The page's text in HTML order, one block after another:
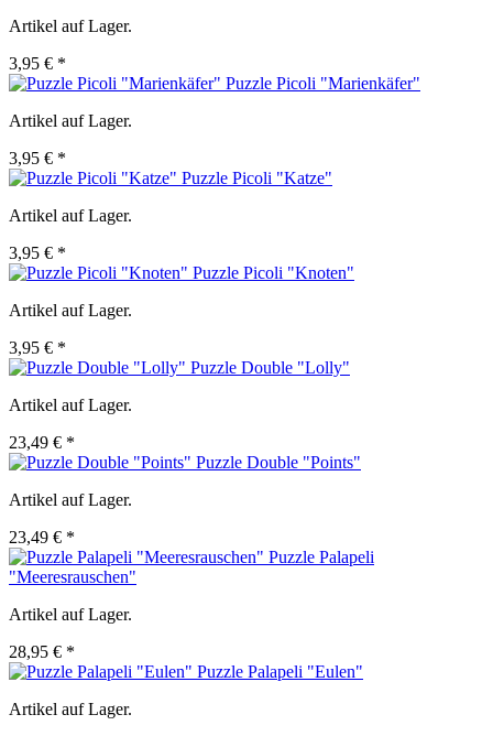
Artikel auf Lager.
3,95 € *
Puzzle Picoli "Marienkäfer"
Artikel auf Lager.
3,95 € *
Puzzle Picoli "Katze"
Artikel auf Lager.
3,95 € *
Puzzle Picoli "Knoten"
Artikel auf Lager.
3,95 € *
Puzzle Double "Lolly"
Artikel auf Lager.
23,49 € *
Puzzle Double "Points"
Artikel auf Lager.
23,49 € *
Puzzle Palapeli
"Meeresrauschen"
Artikel auf Lager.
28,95 € *
Puzzle Palapeli "Eulen"
Artikel auf Lager.